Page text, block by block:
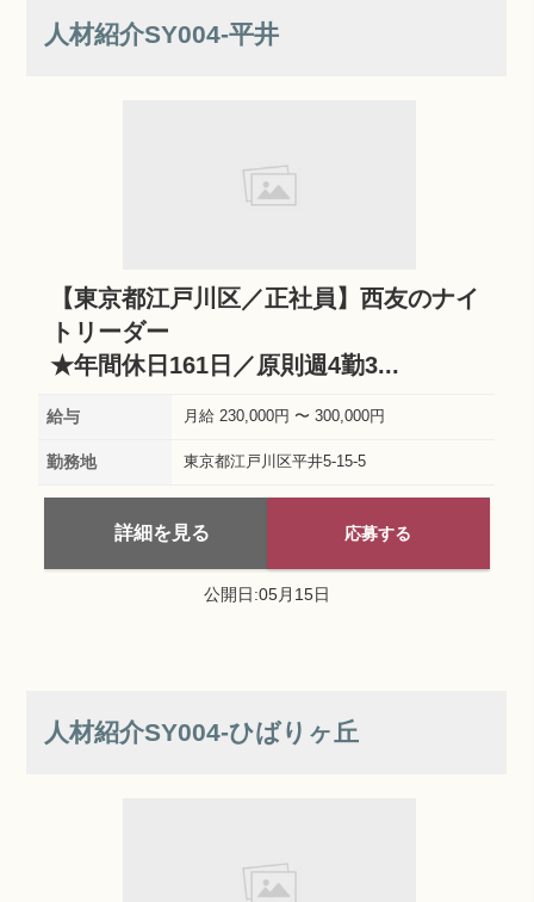
人材紹介SY004‐平井
【東京都江戸川区／正社員】西友のナイ
トリーダー
★年間休日161日／原則週4勤3...
給与 月給 230,000円 〜 300,000円
勤務地 東京都江戸川区平井5-15-5
応募する
詳細を見る
公開日:05月15日
人材紹介SY004‐ひばりヶ丘